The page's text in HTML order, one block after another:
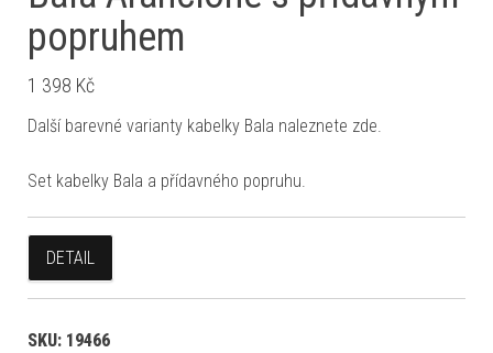
popruhem
1 398 Kč
Další barevné varianty kabelky Bala naleznete zde.
Set kabelky Bala a přídavného popruhu.
DETAIL
SKU: 19466